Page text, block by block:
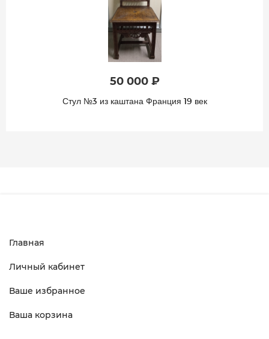
Стул №5 из каштана Франция 19 век
Главная
Личный кабинет
Ваше избранное
Ваша корзина